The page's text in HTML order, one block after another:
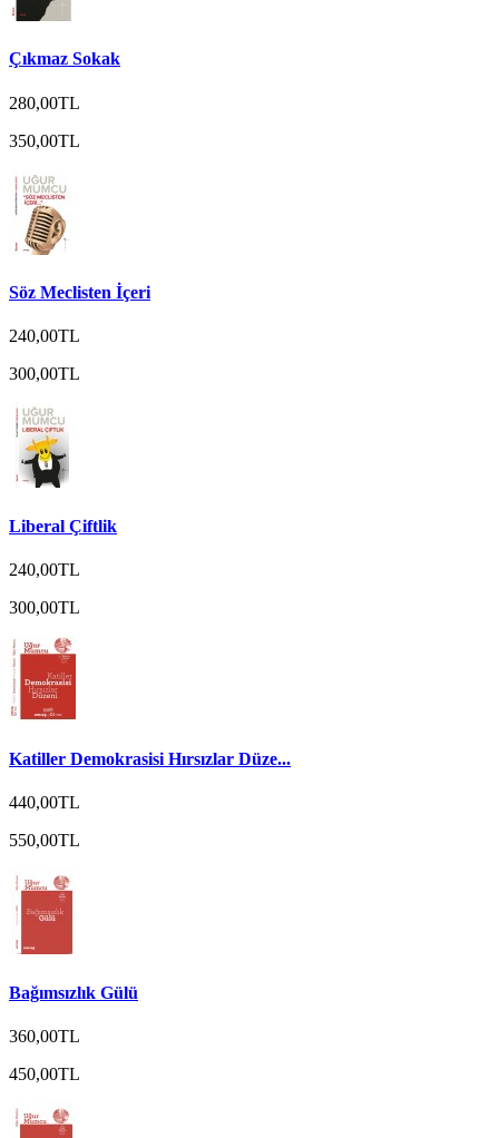
Çıkmaz Sokak
280,00TL
350,00TL
Söz Meclisten İçeri
240,00TL
300,00TL
Liberal Çiftlik
240,00TL
300,00TL
Katiller Demokrasisi Hırsızlar Düze...
440,00TL
550,00TL
Bağımsızlık Gülü
360,00TL
450,00TL